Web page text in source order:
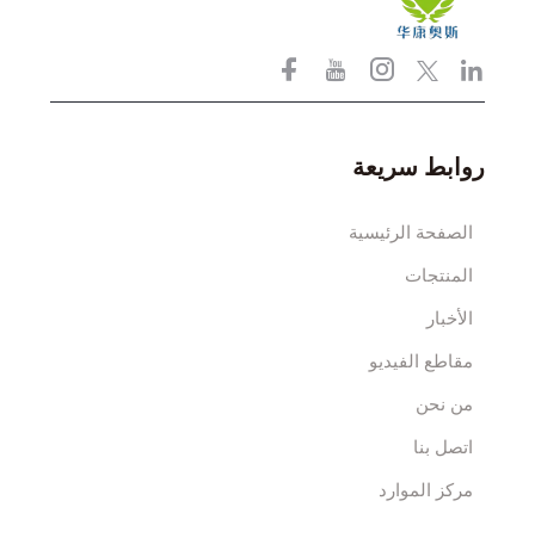
روابط سريعة
الصفحة الرئيسية
المنتجات
الأخبار
مقاطع الفيديو
من نحن
اتصل بنا
مركز الموارد